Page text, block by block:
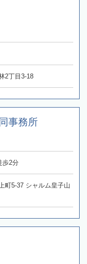
2丁目3-18
事務所
歩2分
町5-37 シャルム皇子山